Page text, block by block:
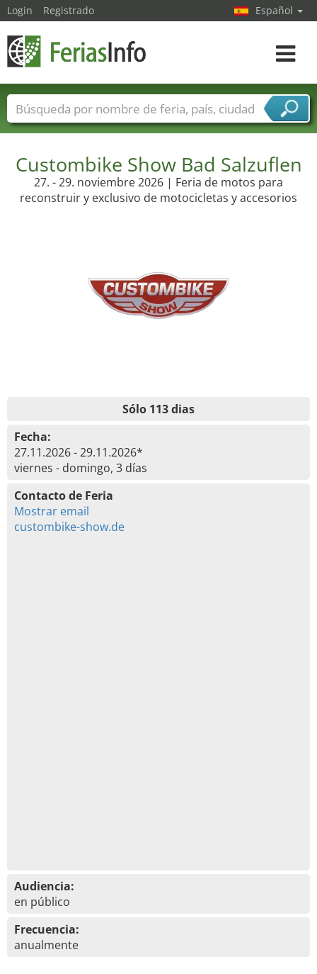
Custombike Show Bad Salzuflen
27. - 29. noviembre 2026 | Feria de motos para
reconstruir y exclusivo de motocicletas y accesorios
Sólo 113 dias
Fecha:
27.11.2026 - 29.11.2026*
viernes - domingo, 3 días
Contacto de Feria
Mostrar email
custombike-show.de
Audiencia:
en público
Frecuencia:
anualmente
Login Registrado Español
toggle
Nombres de ferias Países
Ciudades
Sectores de proveedor de servicios